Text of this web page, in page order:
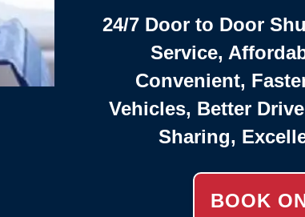
24/7 Door to Door
Service,
Convenient,
Vehicles, Better
Sharing,
BOOK